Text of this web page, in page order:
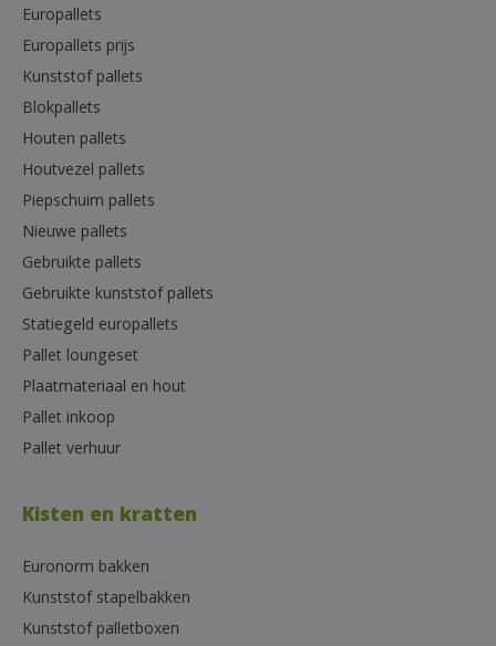
Europallets
Europallets prijs
Kunststof pallets
Blokpallets
Houten pallets
Houtvezel pallets
Piepschuim pallets
Nieuwe pallets
Gebruikte pallets
Gebruikte kunststof pallets
Statiegeld europallets
Pallet loungeset
Plaatmateriaal en hout
Pallet inkoop
Pallet verhuur
Kisten en kratten
Euronorm bakken
Kunststof stapelbakken
Kunststof palletboxen